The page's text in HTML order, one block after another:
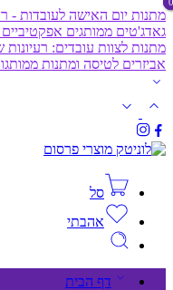
מתנות יום האישה לעובדות -
גאדג'טים ממותגים
מתנות לצוות עובדים:
אביזרים לטיסה ומתנות
סל
אהבתי
דף הבית